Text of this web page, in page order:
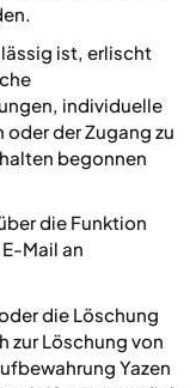
ist, erlischt
individuelle
der Zugang zu
begonnen
die Funktion
Mail an
die Löschung
zur Löschung von
Yazen